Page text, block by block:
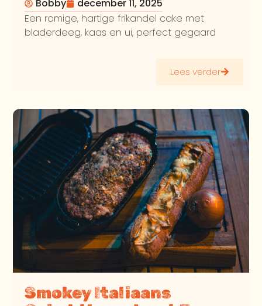
Bobby
december 11, 2025
Een romige, hartige frikandel cake met
bladerdeeg, kaas en ui, perfect gegaard
Lees verder
Smokey Italiaans